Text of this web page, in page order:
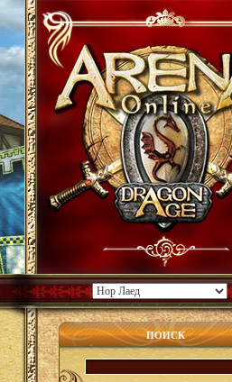
ПОИСК